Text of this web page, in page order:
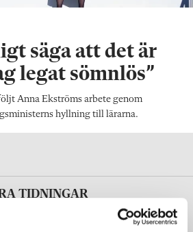
säga att det är
legat sömnlös”
Anna Ekströms arbete genom
hyllning till lärarna.
TIDNINGAR